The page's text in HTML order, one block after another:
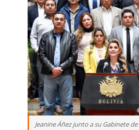
Jeanine Áñez junto a su Gabinete